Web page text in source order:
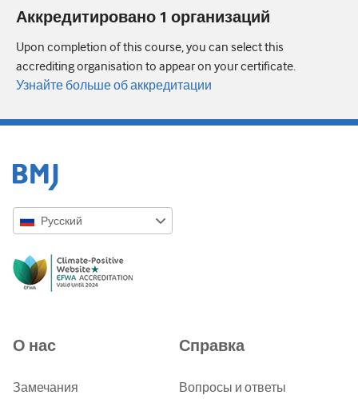
Аккредитировано 1 организаций
Upon completion of this course, you can select this
accrediting organisation to appear on your certificate.
Узнайте больше об аккредитации
Русский
Русский
ქართული
О нас
Замечания
Справка
Вопросы и ответы